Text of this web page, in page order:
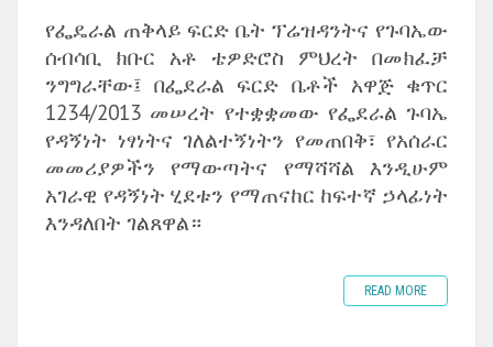
‎የፌዴራል ጠቅላይ ፍርድ ቤት ፕሬዝዳንትና የጉባኤው
ሰብሳቢ ክቡር አቶ ቴዎድሮስ ምህረት በመክፈቻ
ንግግራቸው፤ በፌደራል ፍርድ ቤቶች አዋጅ ቁጥር
1234/2013 መሠረት የተቋቋመው የፌደራል ጉባኤ
የዳኝነት ነፃነትና ገለልተኝነትን የመጠበቅ፣ የአሰራር
መመሪያዎችን የማውጣትና የማሻሻል እንዲሁም
አገራዊ የዳኝነት ሂደቱን የማጠናከር ከፍተኛ ኃላፊነት
እንዳለበት ገልጸዋል።
READ MORE